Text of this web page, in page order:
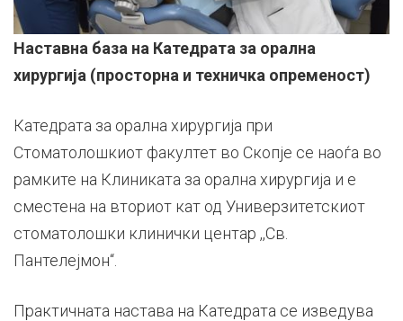
Наставна база на Катедрата за орална
хирургија (просторна и техничка опременост)
Катедрата за орална хирургија при
Стоматолошкиот факултет во Скопје се наоѓа во
рамките на Клиниката за орална хирургија и е
сместена на вториот кат од Универзитетскиот
стоматолошки клинички центар ,,Св.
Пантелејмон“.
Практичната настава на Катедрата се изведува